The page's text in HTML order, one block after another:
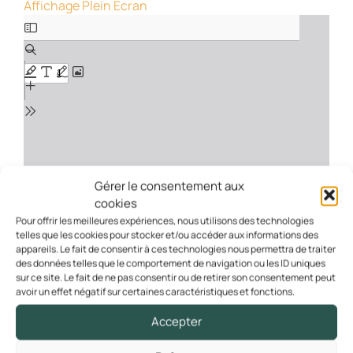
Gérer le consentement aux
cookies
Pour offrir les meilleures expériences, nous utilisons des technologies
telles que les cookies pour stocker et/ou accéder aux informations des
appareils. Le fait de consentir à ces technologies nous permettra de traiter
des données telles que le comportement de navigation ou les ID uniques
sur ce site. Le fait de ne pas consentir ou de retirer son consentement peut
avoir un effet négatif sur certaines caractéristiques et fonctions.
Accepter
Affichage Plein Écran